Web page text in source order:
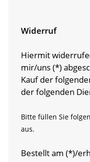
Widerruf
Hiermit
mir/uns (*)
Kauf der
der folgenden
Bitte füllen Sie
aus.
Bestellt am (*)/